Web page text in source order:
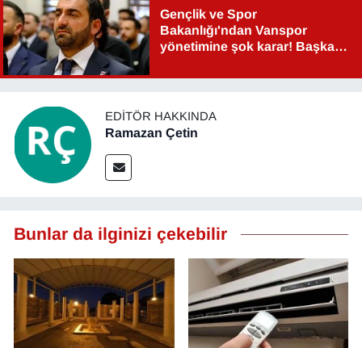
Gençlik ve Spor
Bakanlığı'ndan Vanspor
yönetimine şok karar! Başkan
EDITÖR HAKKINDA
Ramazan Çetin
Bunlar da ilginizi çekebilir